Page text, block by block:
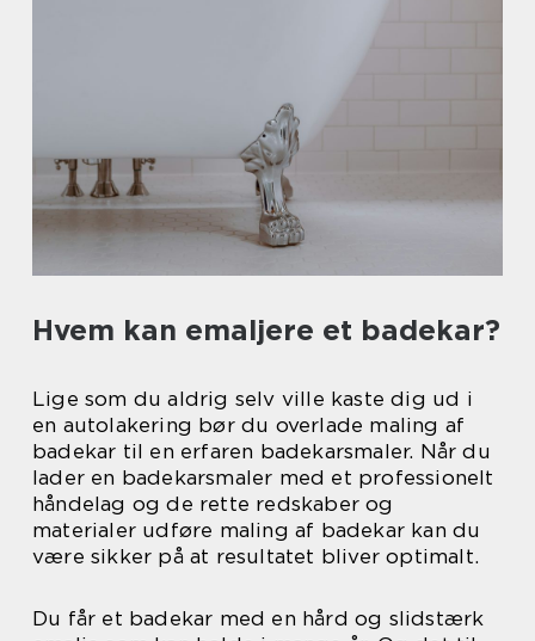
Hvem kan emaljere et badekar?
Lige som du aldrig selv ville kaste dig ud i
en autolakering bør du overlade maling af
badekar til en erfaren badekarsmaler. Når du
lader en badekarsmaler med et professionelt
håndelag og de rette redskaber og
materialer udføre maling af badekar kan du
være sikker på at resultatet bliver optimalt.
Du får et badekar med en hård og slidstærk